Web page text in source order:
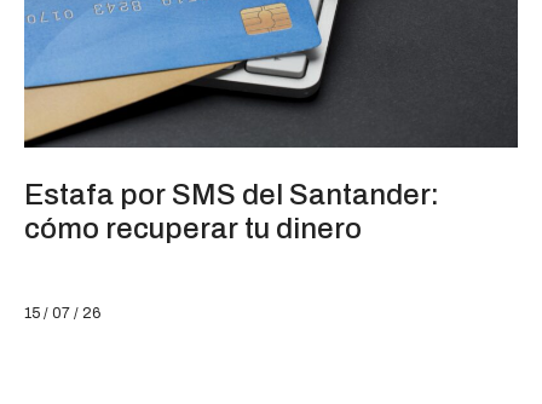
Estafa por SMS del Santander:
cómo recuperar tu dinero
15 / 07 / 26